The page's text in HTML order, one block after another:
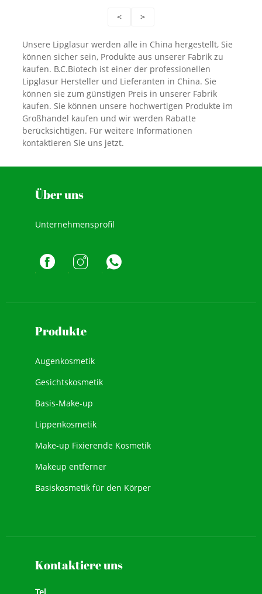
< >
Unsere Lipglasur werden alle in China hergestellt, Sie
können sicher sein, Produkte aus unserer Fabrik zu
kaufen. B.C.Biotech ist einer der professionellen
Lipglasur Hersteller und Lieferanten in China. Sie
können sie zum günstigen Preis in unserer Fabrik
kaufen. Sie können unsere hochwertigen Produkte im
Großhandel kaufen und wir werden Rabatte
berücksichtigen. Für weitere Informationen
kontaktieren Sie uns jetzt.
Über uns
Unternehmensprofil
Produkte
Augenkosmetik
Gesichtskosmetik
Basis-Make-up
Lippenkosmetik
Make-up Fixierende Kosmetik
Makeup entferner
Basiskosmetik für den Körper
Kontaktiere uns